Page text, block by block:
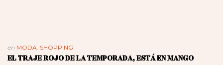
en MODA, SHOPPING
EL TRAJE ROJO DE LA TEMPORADA, ESTÁ EN MANGO